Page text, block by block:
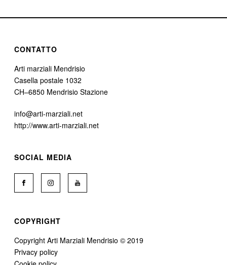
CONTATTO
Arti marziali Mendrisio
Casella postale 1032
CH–6850 Mendrisio Stazione
info@arti-marziali.net
http://www.arti-marziali.net
SOCIAL MEDIA
COPYRIGHT
Copyright Arti Marziali Mendrisio © 2019
Privacy policy